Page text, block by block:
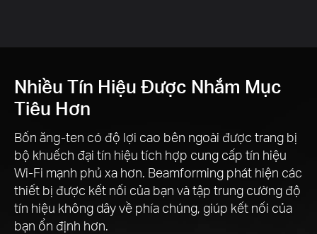
Nhiều Tín Hiệu Được Nhắm Mục
Tiêu Hơn
Bốn ăng-ten có độ lợi cao bên ngoài được trang bị
bộ khuếch đại tín hiệu tích hợp cung cấp tín hiệu
Wi-Fi mạnh phủ xa hơn. Beamforming phát hiện các
thiết bị được kết nối của bạn và tập trung cường độ
tín hiệu không dây về phía chúng, giúp kết nối của
bạn ổn định hơn.